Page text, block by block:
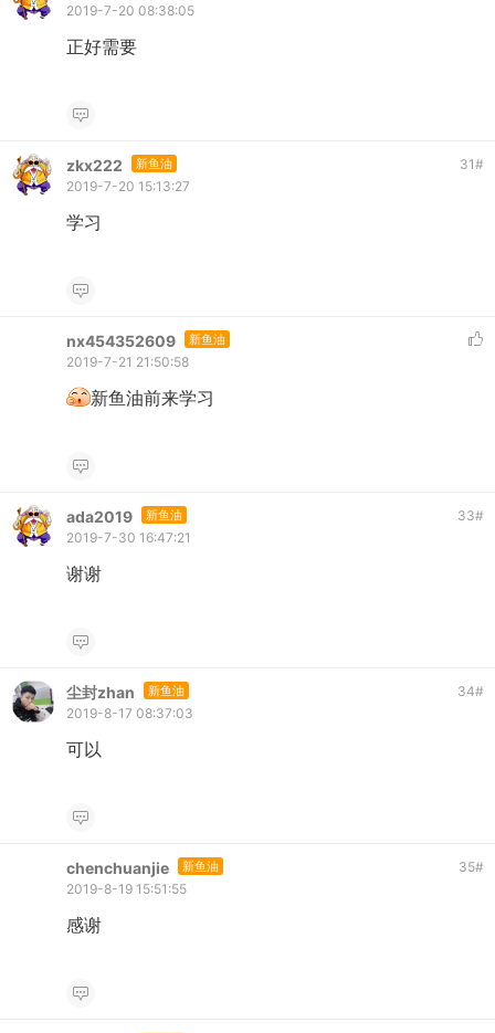
2019-7-20 08:38:05
正好需要
zkx222 新鱼油 31#
2019-7-20 15:13:27
学习
nx454352609 新鱼油
2019-7-21 21:50:58
新鱼油前来学习
ada2019 新鱼油 33#
2019-7-30 16:47:21
谢谢
尘封zhan 新鱼油 34#
2019-8-17 08:37:03
可以
chenchuanjie 新鱼油 35#
2019-8-19 15:51:55
感谢